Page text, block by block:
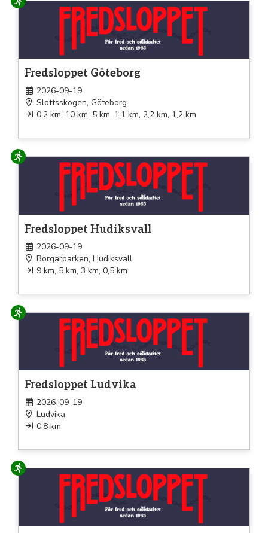
Löpning
Fredsloppet Göteborg
2026-09-19
Slottsskogen, Göteborg
0,2 km, 10 km, 5 km, 1,1 km, 2,2 km, 1,2 km
Löpning
Fredsloppet Hudiksvall
2026-09-19
Borgarparken, Hudiksvall
9 km, 5 km, 3 km, 0,5 km
Löpning
Fredsloppet Ludvika
2026-09-19
Ludvika
0,8 km
Löpning